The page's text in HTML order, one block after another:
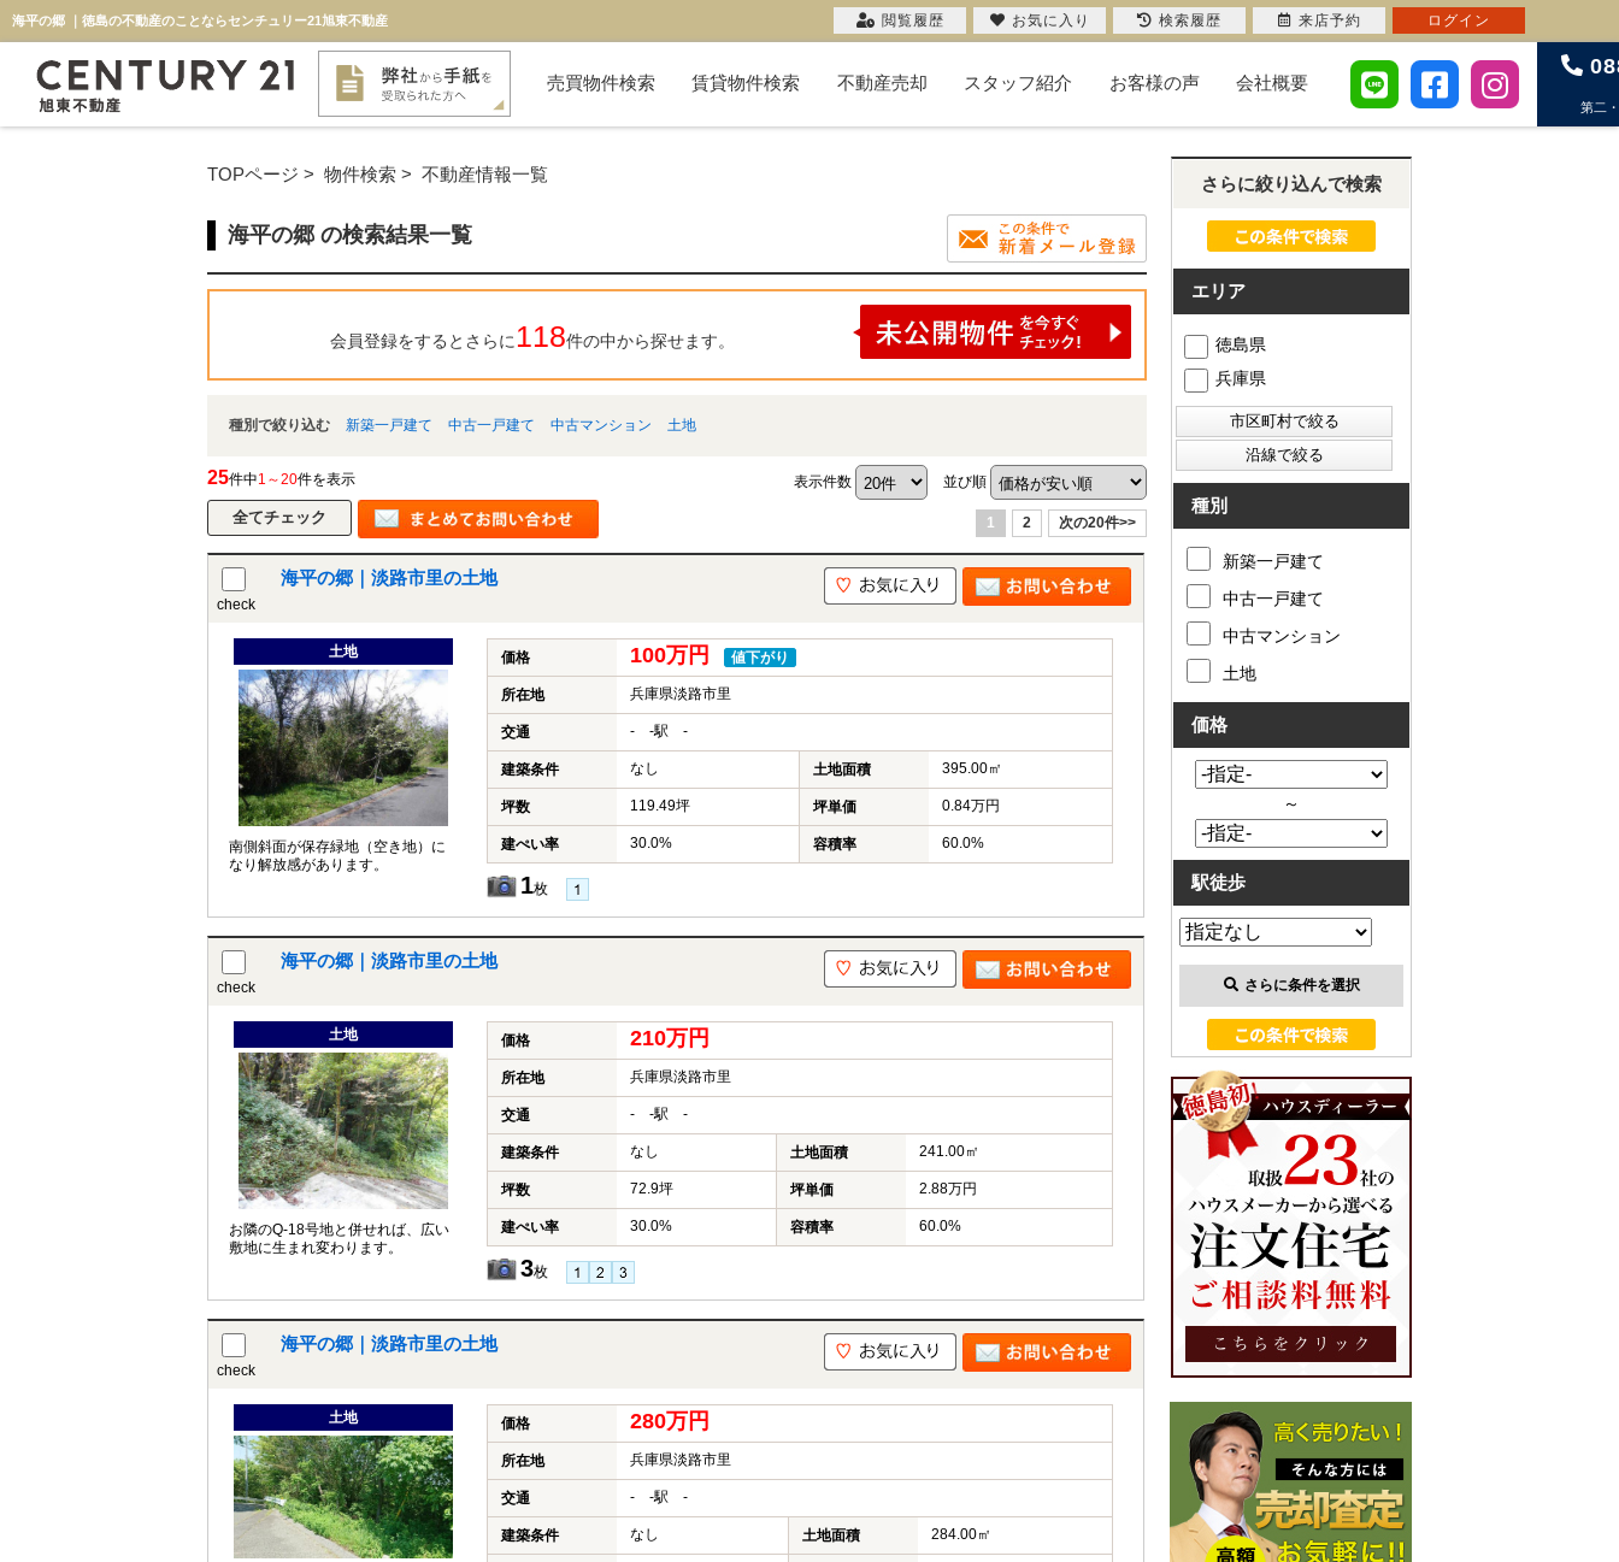
海平の郷 ｜徳島の不動産のことならセンチュリー21旭東不動産
売買物件検索 賃貸物件検索 不動産売却 スタッフ紹介 お客様の声 会社概要
第二
TOPページ > 物件検索 > 不動産情報一覧
海平の郷 の検索結果一覧
会員登録をするとさらに 118件の中から探せます。
種別で絞り込む 新築一戸建て 中古一戸建て 中古マンション 土地
25件中1～20件を表示 表示件数 並び順
1 2 次の20件>>
check
海平の郷｜淡路市里の土地
土地
南側斜面が保存緑地（空き地）に
なり解放感があります。
価格 100万円 値下がり
所在地 兵庫県淡路市里
交通 - -駅 -
建築条件 なし 土地面積 395.00㎡
坪数 119.49坪 坪単価 0.84万円
建ぺい率 30.0% 容積率 60.0%
1枚
check
海平の郷｜淡路市里の土地
土地
お隣のQ-18号地と併せれば、広い
敷地に生まれ変わります。
価格 210万円
所在地 兵庫県淡路市里
交通 - -駅 -
建築条件 なし 土地面積 241.00㎡
坪数 72.9坪 坪単価 2.88万円
建ぺい率 30.0% 容積率 60.0%
3枚
check
海平の郷｜淡路市里の土地
土地 価格 280万円
所在地 兵庫県淡路市里
交通 - -駅 -
建築条件 なし 土地面積 284.00㎡
さらに絞り込んで検索
エリア
徳島県
兵庫県
種別
新築一戸建て
中古一戸建て
中古マンション
土地
価格
～
駅徒歩
さらに条件を選択
閲覧履歴 お気に入り 検索履歴 来店予約 ログイン